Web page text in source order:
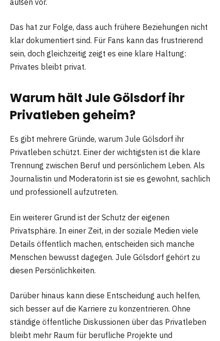
Das hat zur Folge, dass auch frühere Beziehungen nicht
klar dokumentiert sind. Für Fans kann das frustrierend
sein, doch gleichzeitig zeigt es eine klare Haltung:
Privates bleibt privat.
Warum hält Jule Gölsdorf ihr
Privatleben geheim?
Es gibt mehrere Gründe, warum Jule Gölsdorf ihr
Privatleben schützt. Einer der wichtigsten ist die klare
Trennung zwischen Beruf und persönlichem Leben. Als
Journalistin und Moderatorin ist sie es gewohnt, sachlich
und professionell aufzutreten.
Ein weiterer Grund ist der Schutz der eigenen
Privatsphäre. In einer Zeit, in der soziale Medien viele
Details öffentlich machen, entscheiden sich manche
Menschen bewusst dagegen. Jule Gölsdorf gehört zu
diesen Persönlichkeiten.
Darüber hinaus kann diese Entscheidung auch helfen,
sich besser auf die Karriere zu konzentrieren. Ohne
ständige öffentliche Diskussionen über das Privatleben
bleibt mehr Raum für berufliche Projekte und